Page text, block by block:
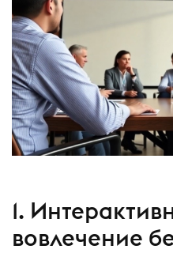
1.
вовлечение